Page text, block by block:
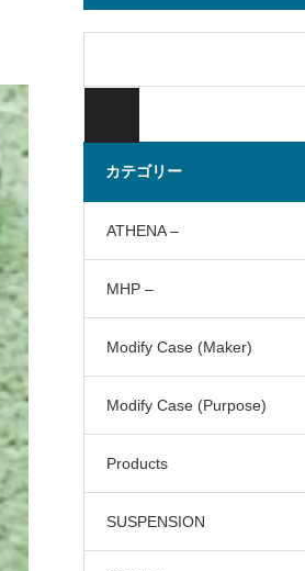
カテゴリー
ATHENA –
MHP –
Modify Case (Maker)
Modify Case (Purpose)
Products
SUSPENSION